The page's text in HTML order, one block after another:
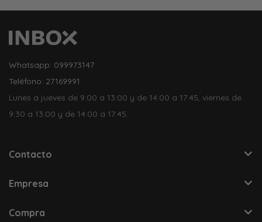
Whatsapp: 099973147
Teléfono: 27169991
Lunes a jueves de 9:00 a 13:00 y de 14:00 a 17:45, viernes de
9:30 a 13:00 y de 14:00 a 17:45.
Contacto
Empresa
Compra